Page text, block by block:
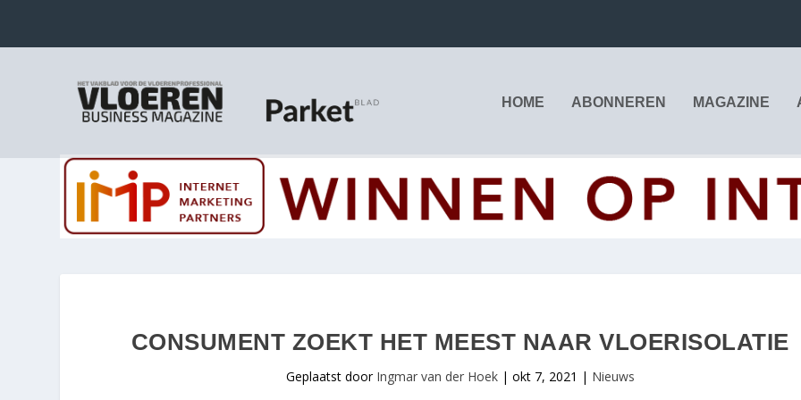
HOME ABONNEREN MAGAZINE
CONSUMENT ZOEKT HET MEEST NAAR VLOERISOLATIE
Geplaatst door Ingmar van der Hoek| okt 7, 2021 | Nieuws